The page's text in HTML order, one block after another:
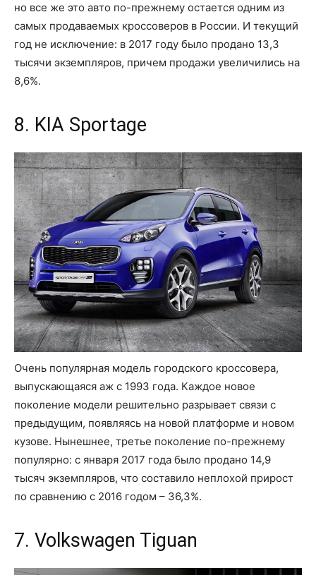
но все же это авто по-прежнему остается одним из
самых продаваемых кроссоверов в России. И текущий
год не исключение: в 2017 году было продано 13,3
тысячи экземпляров, причем продажи увеличились на
8,6%.
8. KIA Sportage
Очень популярная модель городского кроссовера,
выпускающаяся аж с 1993 года. Каждое новое
поколение модели решительно разрывает связи с
предыдущим, появляясь на новой платформе и новом
кузове. Нынешнее, третье поколение по-прежнему
популярно: с января 2017 года было продано 14,9
тысяч экземпляров, что составило неплохой прирост
по сравнению с 2016 годом – 36,3%.
7. Volkswagen Tiguan